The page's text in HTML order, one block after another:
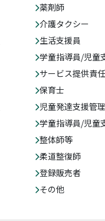
薬剤師
介護タクシー
生活支援員
学童指導員/児童
サービス提供責
保育士
児童発達支援管
学童指導員/児童
整体師等
柔道整復師
登録販売者
その他